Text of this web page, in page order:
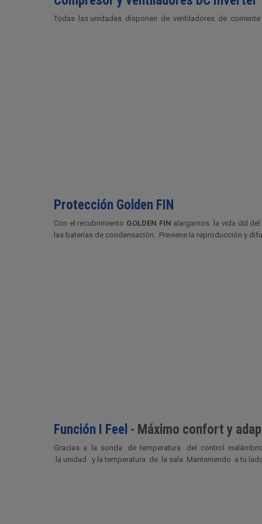
Todas las unidades disponen de ventiladores de corriente
Protección Golden FIN
Con el recubrimiento GOLDEN FIN alargamos la vida útil
las baterías de condensación. Previene la reproducción y
Función I Feel - Máximo confort y
Gracias a la sonda de temperatura del control
la unidad y la temperatura de la sala. Manteniendo a tu